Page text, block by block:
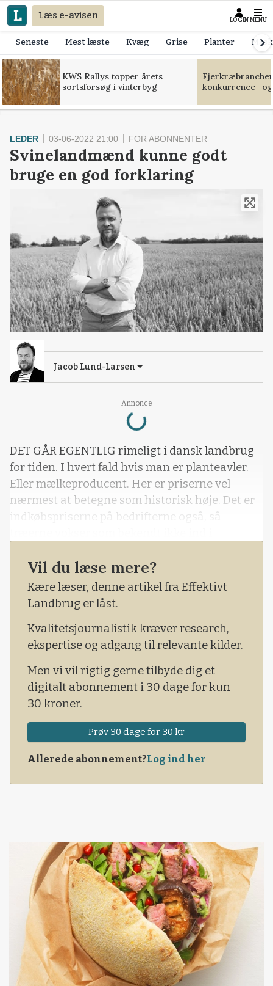
Læs e-avisen LOGIN MENU
Seneste Mest læste Kvæg Grise Planter
KWS Rallys topper årets
sortsforsøg i vinterbyg
konkurrence-
Annonce
Loading...
LEDER 03-06-2022 21:00 FOR ABONNENTER
Svinelandmænd kunne godt
bruge en god forklaring
Jacob Lund-Larsen
DET GÅR EGENTLIG rimeligt i dansk landbrug
for tiden. I hvert fald hvis man er planteavler.
Eller mælkeproducent. Her er priserne vel
nærmest at betegne som historisk høje. Det er
indkøbspriserne på bedrifterne også, så
at være planteavler og kobonde i dagens
Danmark.
Vil du læse mere?
Kære læser, denne artikel fra Effektivt
Landbrug er låst.
Kvalitetsjournalistik kræver research,
ekspertise og adgang til relevante kilder.
Men vi vil rigtig gerne tilbyde dig et
digitalt abonnement i 30 dage for kun
30 kroner.
Prøv 30 dage for 30 kr
Allerede abonnement?Log ind her